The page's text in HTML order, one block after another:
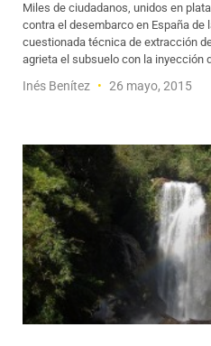
Miles de ciudadanos, unidos en
contra el desembarco en España de
cuestionada técnica de extracción
agrieta el subsuelo con la inyección
Inés Benítez 26 mayo, 2015